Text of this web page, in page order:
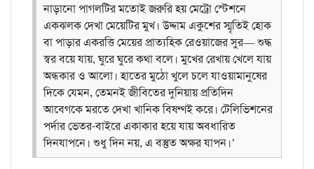
নাড়ানো পাগলটির মতোই জরুরি হয় মেট্রো স্টেশনে
একঝলক দেখা মেয়েটির মুখ। উদ্দাম একুশের স্মৃতিই হোক
বা পাড়ার একরত্তি মেয়ের প্রাত্যহিক রেওয়াজের সুর— শুদ্ধ
স্বর বয়ে যায়, ঘুরে ঘুরে কথা বলে। মুখের রেখায় খেলে যায়
অন্ধকার ও আলো। হাতের মুঠো খুলে চলে যাওয়ামানুষের
দিকে যেমন, তেমনই জীবিতের দুনিয়ায় প্রতিদিন
আবেগকে মরতে দেখা খানিক বিষণ্ণই করে। টেলিভিশনের
পর্দার ভেতর-বাইরে একাকার হয়ে যায় অবধারিত
দিনযাপনে। শুধু দিন নয়, এ বস্তুত অক্ষর যাপন।’